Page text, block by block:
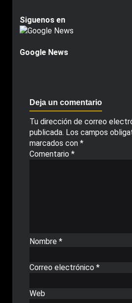
Siguenos en
Google News
Deja un comentario
Tu dirección de correo
publicada. Los campos
marcados con *
Comentario *
Nombre *
Correo electrónico *
Web